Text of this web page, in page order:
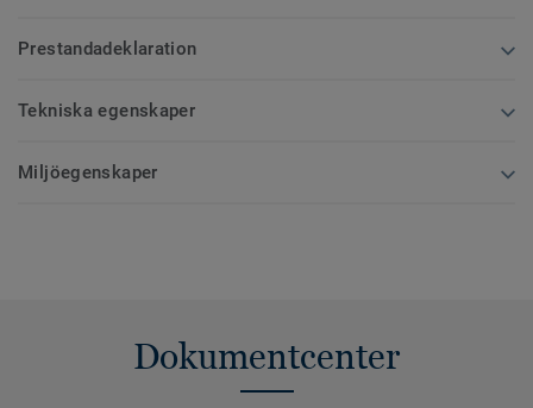
Prestandadeklaration
Tekniska egenskaper
Miljöegenskaper
Dokumentcenter